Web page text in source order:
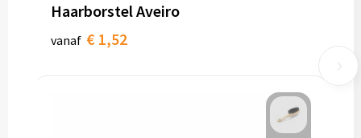
Haarborstel Aveiro
vanaf € 1,52